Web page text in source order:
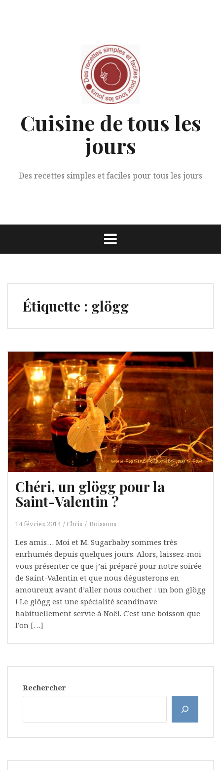
Cuisine de tous les
jours
Des recettes simples et faciles pour tous les jours
Étiquette : glögg
Chéri, un glögg pour la
Saint-Valentin ?
14 février, 2014 Chris Boissons
Les amis… Moi et M. Sugarbaby sommes très
enrhumés depuis quelques jours. Alors, laissez-moi
vous présenter ce que j’ai préparé pour notre soirée
de Saint-Valentin et que nous dégusterons en
amoureux avant d’aller nous coucher : un bon glögg
! Le glögg est une spécialité scandinave
habituellement servie à Noël. C’est une boisson que
l’on […]
Rechercher